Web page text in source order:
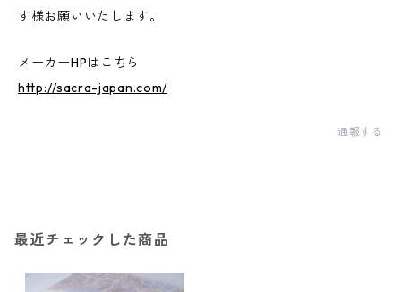
す様お願いいたします。
メーカーHPはこちら
http://sacra-japan.com/
通報する
最近チェックした商品